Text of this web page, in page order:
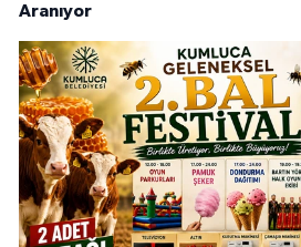
Aranıyor